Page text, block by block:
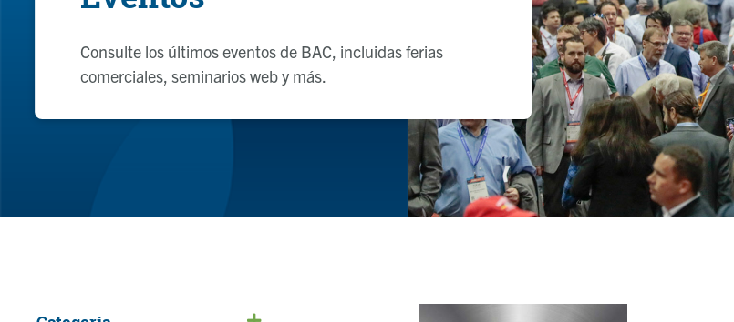
Consulte los últimos eventos de BAC, incluidas ferias
comerciales, seminarios web y más.